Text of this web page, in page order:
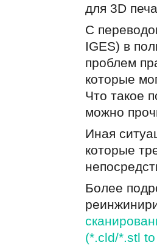
для 3D
С
IGES) в
проблем
которые
Что такое
можно
Иная
которые
Более
(*.cld/*.stl